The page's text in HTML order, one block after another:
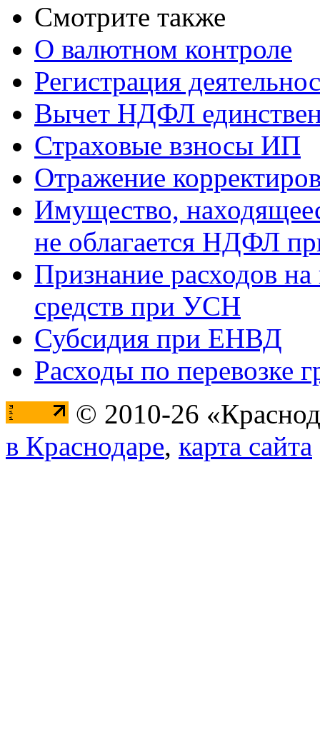
Смотрите также
О валютном контроле
Регистрация
Вычет НДФЛ
Страховые взносы ИП
Отражение
Имущество,
не облагается НДФЛ
Признание расходов
средств при УСН
Субсидия при ЕНВД
Расходы по перевозке
© 2010-26
в Краснодаре, карта сайта